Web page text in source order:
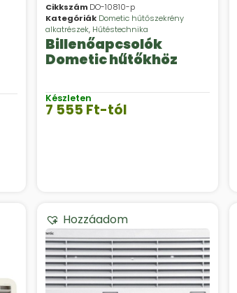
Cikkszám DO-10810-p
Kategóriák Dometic hűtőszekrény
alkatrészek, Hűtéstechnika
Billenőapcsolók
Dometic hűtőkhöz
Készleten
7 555 Ft-tól
Hozzáadom